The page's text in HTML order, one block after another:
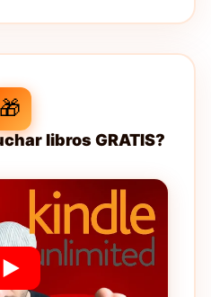
🎁
libros GRATIS?